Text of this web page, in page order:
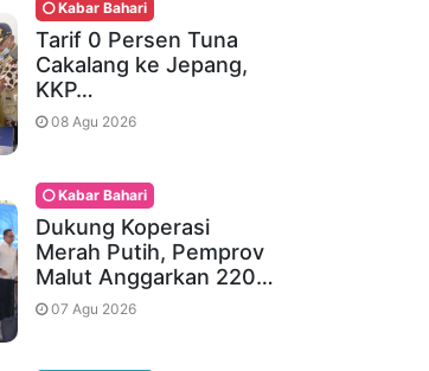
Kabar Bahari
Tarif 0 Persen Tuna
Cakalang ke Jepang,
KKP…
08 Agu 2026
Kabar Bahari
Dukung Koperasi
Merah Putih, Pemprov
Malut Anggarkan 220…
07 Agu 2026